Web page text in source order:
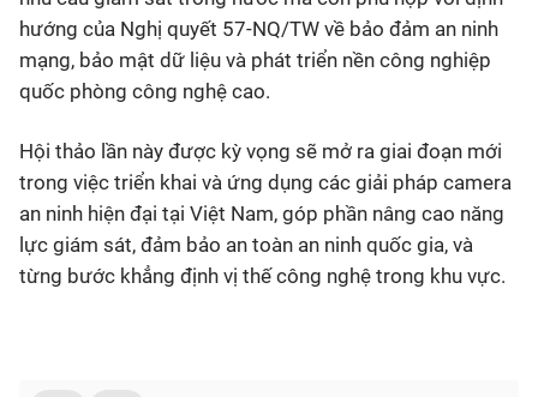
hướng của Nghị quyết 57-NQ/TW về bảo đảm an ninh
mạng, bảo mật dữ liệu và phát triển nền công nghiệp
quốc phòng công nghệ cao.
Hội thảo lần này được kỳ vọng sẽ mở ra giai đoạn mới
trong việc triển khai và ứng dụng các giải pháp camera
an ninh hiện đại tại Việt Nam, góp phần nâng cao năng
lực giám sát, đảm bảo an toàn an ninh quốc gia, và
từng bước khẳng định vị thế công nghệ trong khu vực.